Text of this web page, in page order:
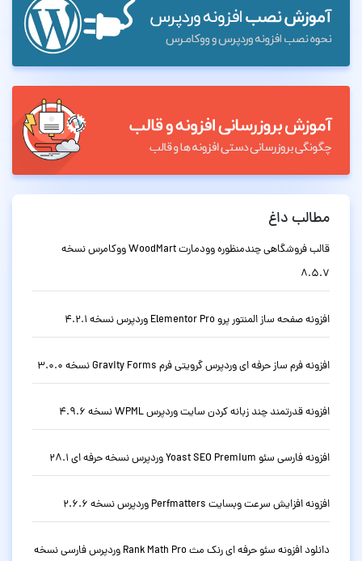
مطالب داغ
قالب فروشگاهی چندمنظوره وودمارت WoodMart ووکامرس نسخه
8.5.7
افزونه صفحه ساز المنتور پرو Elementor Pro وردپرس نسخه 4.2.1
افزونه فرم ساز حرفه ای وردپرس گرویتی فرم Gravity Forms نسخه 3.0.0
افزونه قدرتمند چند زبانه کردن سایت وردپرس WPML نسخه 4.9.6
افزونه فارسی سئو Yoast SEO Premium وردپرس نسخه حرفه ای 28.1
افزونه افزایش سرعت وبسایت Perfmatters وردپرس نسخه 2.6.6
دانلود افزونه سئو حرفه ای رنک مث Rank Math Pro وردپرس فارسی نسخه